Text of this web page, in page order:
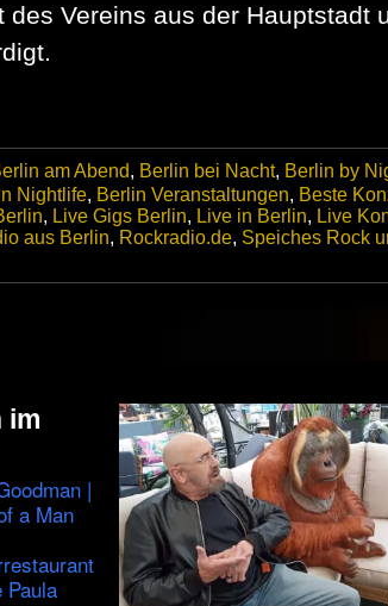
Vereins aus der Hauptstadt
am Abend, Berlin bei Nacht, Berlin by
Nightlife, Berlin Veranstaltungen, Beste
, Live Gigs Berlin, Live in Berlin, Live
aus Berlin, Rockradio.de, Speiches Rock
im
|
a Man
Paula